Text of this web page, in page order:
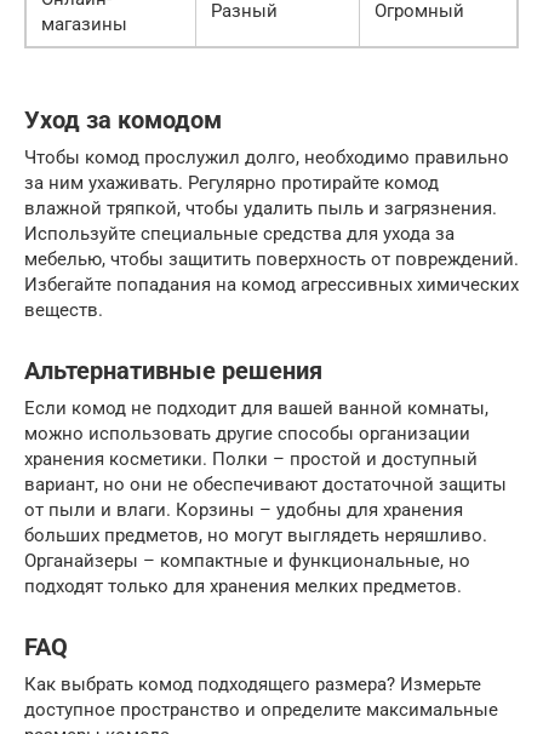
магазины
Разный Огромный
Уход за комодом
Чтобы комод прослужил долго, необходимо правильно
за ним ухаживать. Регулярно протирайте комод
влажной тряпкой, чтобы удалить пыль и загрязнения.
Используйте специальные средства для ухода за
мебелью, чтобы защитить поверхность от повреждений.
Избегайте попадания на комод агрессивных химических
веществ.
Альтернативные решения
Если комод не подходит для вашей ванной комнаты,
можно использовать другие способы организации
хранения косметики. Полки – простой и доступный
вариант, но они не обеспечивают достаточной защиты
от пыли и влаги. Корзины – удобны для хранения
больших предметов, но могут выглядеть неряшливо.
Органайзеры – компактные и функциональные, но
подходят только для хранения мелких предметов.
FAQ
Как выбрать комод подходящего размера? Измерьте
доступное пространство и определите максимальные